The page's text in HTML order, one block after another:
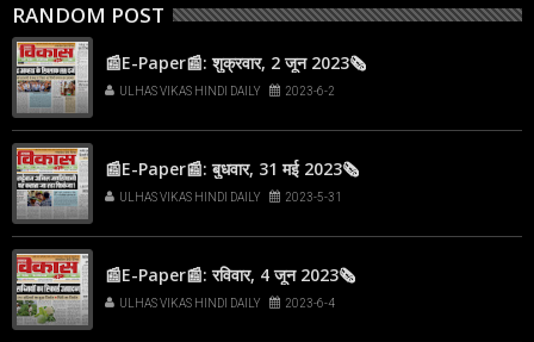
RANDOM POST
📰E-Paper📰: शुक्रवार, 2 जून 2023🗞
ULHAS VIKAS HINDI DAILY 2023-6-2
📰E-Paper📰: बुधवार, 31 मई 2023🗞
ULHAS VIKAS HINDI DAILY 2023-5-31
📰E-Paper📰: रविवार, 4 जून 2023🗞
ULHAS VIKAS HINDI DAILY 2023-6-4